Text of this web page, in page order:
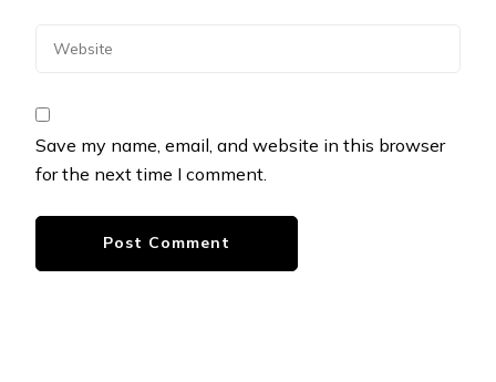
Save my name, email, and website in this browser
for the next time I comment.